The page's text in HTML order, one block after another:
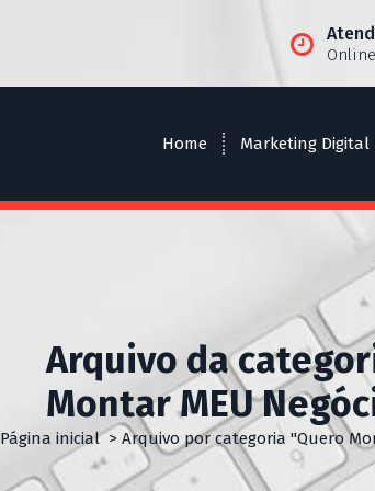
Home Marketing Digital
Arquivo da
Montar MEU
Página inicial> Arquivo por categoria "Quero